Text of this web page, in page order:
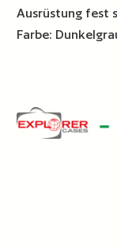
Ausrüstung fest
Farbe: